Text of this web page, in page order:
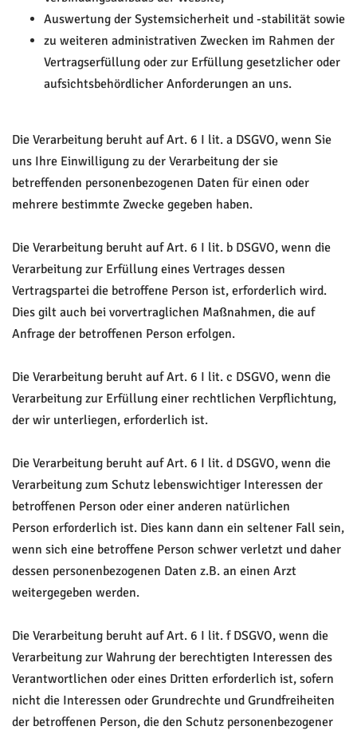
Auswertung der Systemsicherheit und -stabilität sowie
zu weiteren administrativen Zwecken im Rahmen der
Vertragserfüllung oder zur Erfüllung gesetzlicher oder
aufsichtsbehördlicher Anforderungen an uns.
Die Verarbeitung beruht auf Art. 6 I lit. a DSGVO, wenn Sie
uns Ihre Einwilligung zu der Verarbeitung der sie
betreffenden personenbezogenen Daten für einen oder
mehrere bestimmte Zwecke gegeben haben.
Die Verarbeitung beruht auf Art. 6 I lit. b DSGVO, wenn die
Verarbeitung zur Erfüllung eines Vertrages dessen
Vertragspartei die betroffene Person ist, erforderlich wird.
Dies gilt auch bei vorvertraglichen Maßnahmen, die auf
Anfrage der betroffenen Person erfolgen.
Die Verarbeitung beruht auf Art. 6 I lit. c DSGVO, wenn die
Verarbeitung zur Erfüllung einer rechtlichen Verpflichtung,
der wir unterliegen, erforderlich ist.
Die Verarbeitung beruht auf Art. 6 I lit. d DSGVO, wenn die
Verarbeitung zum Schutz lebenswichtiger Interessen der
betroffenen Person oder einer anderen natürlichen
Person erforderlich ist. Dies kann dann ein seltener Fall sein,
wenn sich eine betroffene Person schwer verletzt und daher
dessen personenbezogenen Daten z.B. an einen Arzt
weitergegeben werden.
Die Verarbeitung beruht auf Art. 6 I lit. f DSGVO, wenn die
Verarbeitung zur Wahrung der berechtigten Interessen des
Verantwortlichen oder eines Dritten erforderlich ist, sofern
nicht die Interessen oder Grundrechte und Grundfreiheiten
der betroffenen Person, die den Schutz personenbezogener